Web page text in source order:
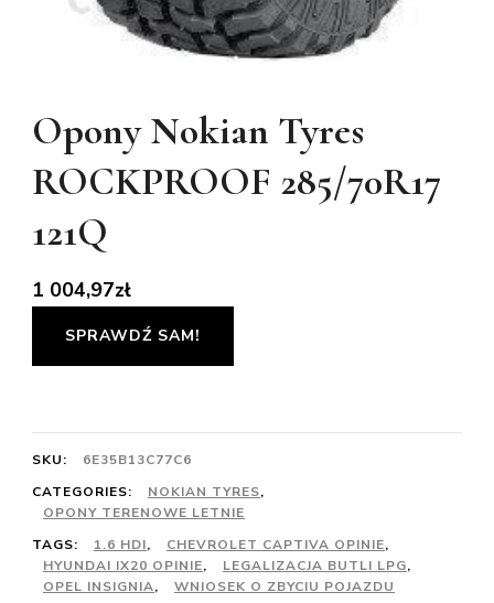
Opony Nokian Tyres
ROCKPROOF 285/70R17
121Q
1 004,97zł
SPRAWDŹ SAM!
SKU:
6E35B13C77C6
CATEGORIES:
NOKIAN TYRES,
OPONY TERENOWE LETNIE
TAGS:
1.6 HDI, CHEVROLET CAPTIVA OPINIE,
HYUNDAI IX20 OPINIE, LEGALIZACJA BUTLI LPG,
OPEL INSIGNIA, WNIOSEK O ZBYCIU POJAZDU